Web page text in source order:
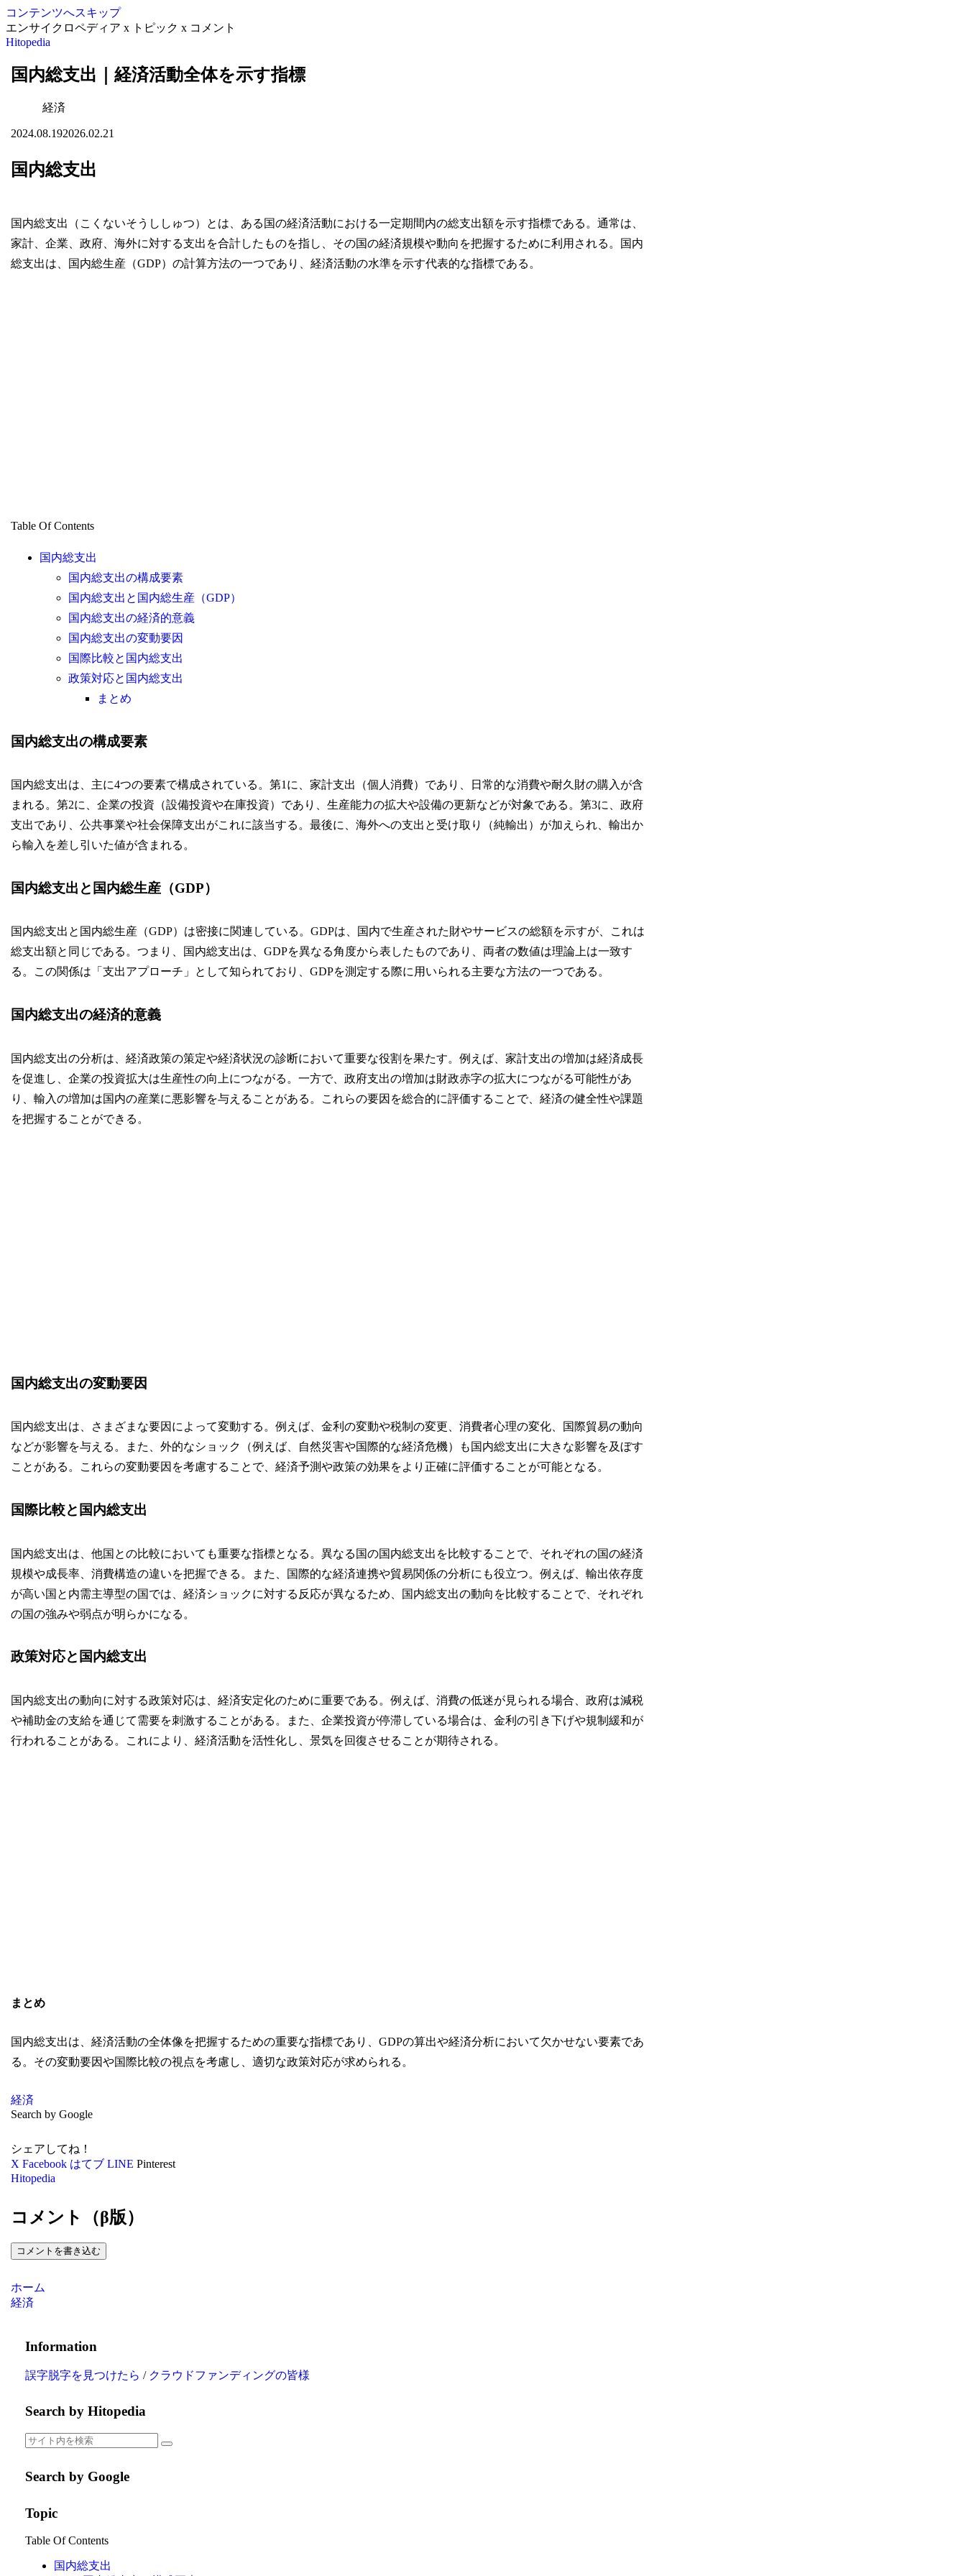
コンテンツへスキップ
エンサイクロペディア x トピック x コメント
Hitopedia
国内総支出｜経済活動全体を示す指標
経済
2024.08.192026.02.21
国内総支出
国内総支出（こくないそうししゅつ）とは、ある国の経済活動における一定期間内の総支出額を示す指標である。通常は、
家計、企業、政府、海外に対する支出を合計したものを指し、その国の経済規模や動向を把握するために利用される。国内
総支出は、国内総生産（GDP）の計算方法の一つであり、経済活動の水準を示す代表的な指標である。
Table Of Contents
国内総支出
国内総支出の構成要素
国内総支出と国内総生産（GDP）
国内総支出の経済的意義
国内総支出の変動要因
国際比較と国内総支出
政策対応と国内総支出
まとめ
国内総支出の構成要素
国内総支出は、主に4つの要素で構成されている。第1に、家計支出（個人消費）であり、日常的な消費や耐久財の購入が含
まれる。第2に、企業の投資（設備投資や在庫投資）であり、生産能力の拡大や設備の更新などが対象である。第3に、政府
支出であり、公共事業や社会保障支出がこれに該当する。最後に、海外への支出と受け取り（純輸出）が加えられ、輸出か
ら輸入を差し引いた値が含まれる。
国内総支出と国内総生産（GDP）
国内総支出と国内総生産（GDP）は密接に関連している。GDPは、国内で生産された財やサービスの総額を示すが、これは
総支出額と同じである。つまり、国内総支出は、GDPを異なる角度から表したものであり、両者の数値は理論上は一致す
る。この関係は「支出アプローチ」として知られており、GDPを測定する際に用いられる主要な方法の一つである。
国内総支出の経済的意義
国内総支出の分析は、経済政策の策定や経済状況の診断において重要な役割を果たす。例えば、家計支出の増加は経済成長
を促進し、企業の投資拡大は生産性の向上につながる。一方で、政府支出の増加は財政赤字の拡大につながる可能性があ
り、輸入の増加は国内の産業に悪影響を与えることがある。これらの要因を総合的に評価することで、経済の健全性や課題
を把握することができる。
国内総支出の変動要因
国内総支出は、さまざまな要因によって変動する。例えば、金利の変動や税制の変更、消費者心理の変化、国際貿易の動向
などが影響を与える。また、外的なショック（例えば、自然災害や国際的な経済危機）も国内総支出に大きな影響を及ぼす
ことがある。これらの変動要因を考慮することで、経済予測や政策の効果をより正確に評価することが可能となる。
国際比較と国内総支出
国内総支出は、他国との比較においても重要な指標となる。異なる国の国内総支出を比較することで、それぞれの国の経済
規模や成長率、消費構造の違いを把握できる。また、国際的な経済連携や貿易関係の分析にも役立つ。例えば、輸出依存度
が高い国と内需主導型の国では、経済ショックに対する反応が異なるため、国内総支出の動向を比較することで、それぞれ
の国の強みや弱点が明らかになる。
政策対応と国内総支出
国内総支出の動向に対する政策対応は、経済安定化のために重要である。例えば、消費の低迷が見られる場合、政府は減税
や補助金の支給を通じて需要を刺激することがある。また、企業投資が停滞している場合は、金利の引き下げや規制緩和が
行われることがある。これにより、経済活動を活性化し、景気を回復させることが期待される。
まとめ
国内総支出は、経済活動の全体像を把握するための重要な指標であり、GDPの算出や経済分析において欠かせない要素であ
る。その変動要因や国際比較の視点を考慮し、適切な政策対応が求められる。
経済
Search by Google
シェアしてね！
X Facebook はてブ LINE Pinterest
Hitopedia
コメント（β版）
コメントを書き込む
ホーム
経済
Information
誤字脱字を見つけたら / クラウドファンディングの皆様
Search by Hitopedia
Search by Google
Topic
Table Of Contents
国内総支出